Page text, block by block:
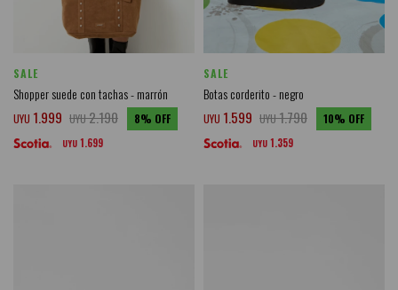
SALE
Shopper suede con tachas - marrón
UYU 1.999 UYU2.190 8
UYU 1.699
SALE
Botas corderito - negro
UYU 1.599 UYU1.790 10
UYU 1.359